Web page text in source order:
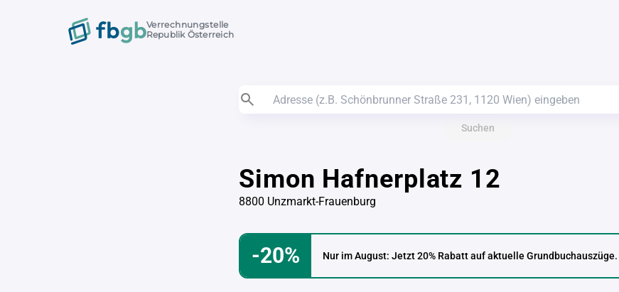
Verrechnungstelle
Republik Österreich
Suchen
Simon Hafnerplatz 12
8800 Unzmarkt-Frauenburg
-20% Nur im August: Jetzt 20% Rabatt auf aktuelle Grundbuchauszüge.